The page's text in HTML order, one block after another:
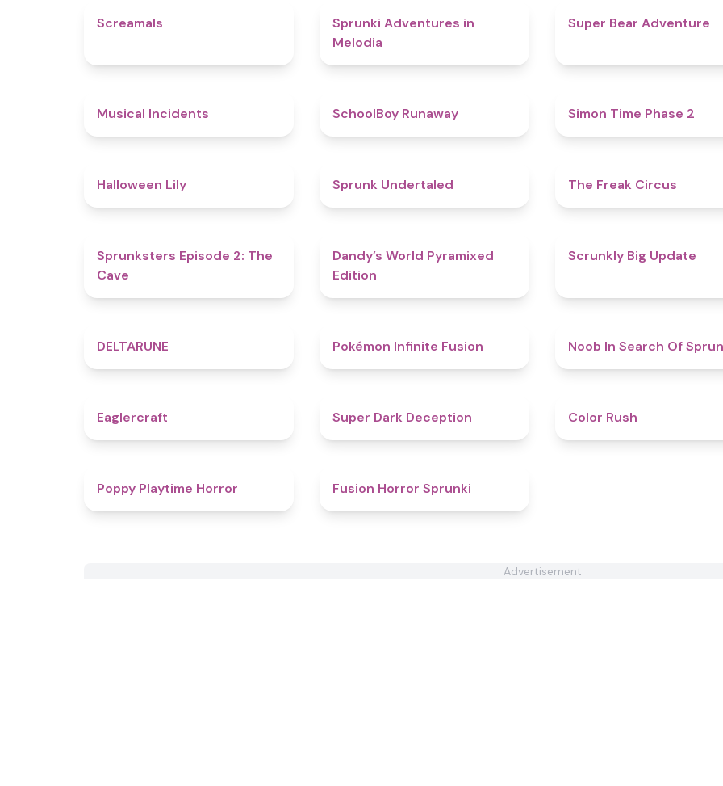
Screamals
Sprunki Adventures in
Melodia
Super Bear Adventure
Musical Incidents SchoolBoy Runaway Simon Time Phase 2
Halloween Lily Sprunk Undertaled The Freak Circus
Sprunksters Episode 2: The
Cave
Dandy’s World Pyramixed
Edition
Scrunkly Big Update
DELTARUNE Pokémon Infinite Fusion Noob In Search Of
Eaglercraft Super Dark Deception Color Rush
Poppy Playtime Horror Fusion Horror Sprunki
Advertisement